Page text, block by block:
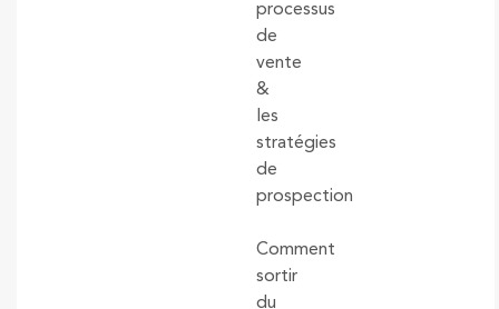
processus
de
vente
&
les
stratégies
de
prospection
Comment
sortir
du